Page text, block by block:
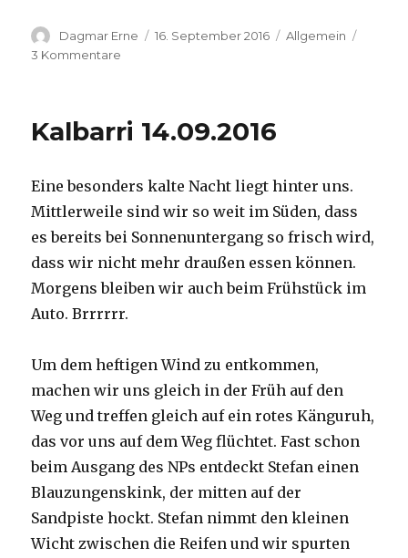
Autor
Dagmar Erne
Veröffentlicht
16. September 2016 Kategorien
Allgemein
3 Kommentare
Kalbarri 14.09.2016
Eine besonders kalte Nacht liegt hinter uns.
Mittlerweile sind wir so weit im Süden, dass
es bereits bei Sonnenuntergang so frisch wird,
dass wir nicht mehr draußen essen können.
Morgens bleiben wir auch beim Frühstück im
Auto. Brrrrrr.
Um dem heftigen Wind zu entkommen,
machen wir uns gleich in der Früh auf den
Weg und treffen gleich auf ein rotes Känguruh,
das vor uns auf dem Weg flüchtet. Fast schon
beim Ausgang des NPs entdeckt Stefan einen
Blauzungenskink, der mitten auf der
Sandpiste hockt. Stefan nimmt den kleinen
Wicht zwischen die Reifen und wir spurten